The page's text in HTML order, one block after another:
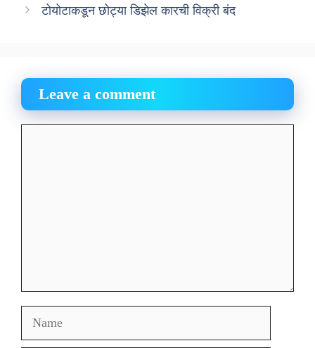
टोयोटाकडून छोट्या डिझेल कारची विक्री बंद
Leave a comment
Name